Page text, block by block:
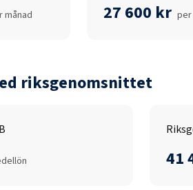
månad 27 600 kr per
riksgenomsnittet
41